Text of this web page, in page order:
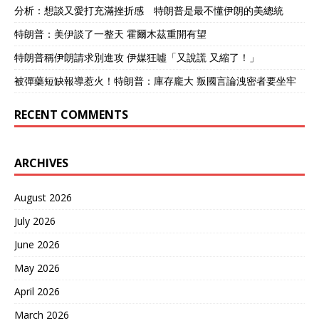
分析：想談又愛打充滿挫折感 特朗普是最不懂伊朗的美總統
特朗普：美伊談了一整天 霍爾木茲重開有望
特朗普稱伊朗請求別進攻 伊媒狂噓「又說謊 又縮了！」
被彈藥短缺報導惹火！特朗普：庫存龐大 叛國言論洩密者要坐牢
RECENT COMMENTS
ARCHIVES
August 2026
July 2026
June 2026
May 2026
April 2026
March 2026